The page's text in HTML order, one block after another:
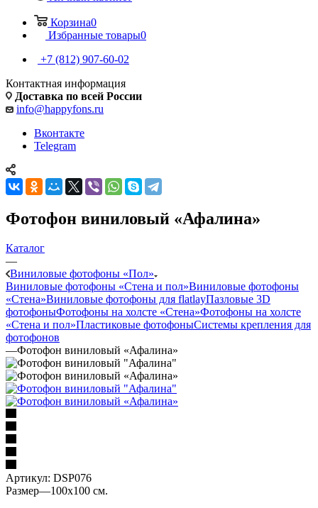
Корзина0
Избранные товары0
+7 (812) 907-60-02
Контактная информация
Доставка по всей России
info@happyfons.ru
Вконтакте
Telegram
Фотофон виниловый «Афалина»
Каталог
—
Виниловые фотофоны «Пол»
Виниловые фотофоны «Стена и пол»Виниловые фотофоны
«Стена»Виниловые фотофоны для flatlayПазловые 3D
фотофоныФотофоны на холсте «Стена»Фотофоны на холсте
«Стена и пол»Пластиковые фотофоныСистемы крепления для
фотофонов
—Фотофон виниловый «Афалина»
Артикул: DSP076
Размер—100х100 см.